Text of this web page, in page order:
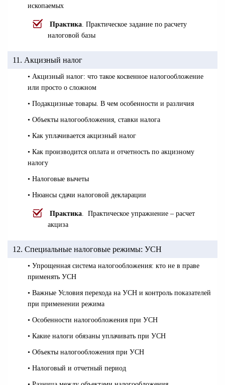
ископаемых
Практика. Практическое задание по расчету
налоговой базы
11. Акцизный налог
• Акцизный налог: что такое косвенное налогообложение
или просто о сложном
• Подакцизные товары. В чем особенности и различия
• Объекты налогообложения, ставки налога
• Как уплачивается акцизный налог
• Как производится оплата и отчетность по акцизному
налогу
• Налоговые вычеты
• Нюансы сдачи налоговой декларации
Практика. Практическое упражнение – расчет
акциза
12. Специальные налоговые режимы: УСН
• Упрощенная система налогообложения: кто не в праве
применять УСН
• Важные Условия перехода на УСН и контроль показателей
при применении режима
• Особенности налогообложения при УСН
• Какие налоги обязаны уплачивать при УСН
• Объекты налогообложения при УСН
• Налоговый и отчетный период